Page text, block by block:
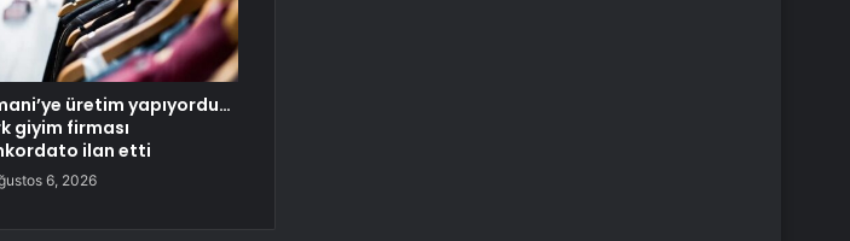
üretim yapıyordu…
giyim firması
ilan etti
6, 2026